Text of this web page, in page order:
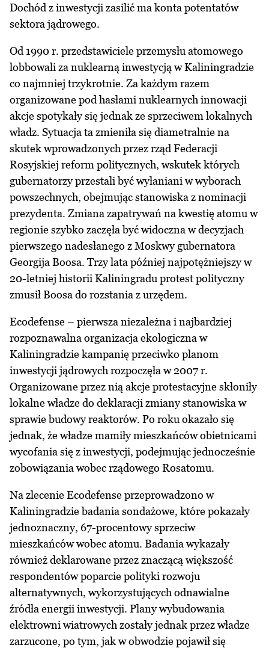
Dochód z inwestycji zasilić ma konta potentatów
sektora jądrowego.
Od 1990 r. przedstawiciele przemysłu atomowego
lobbowali za nuklearną inwestycją w Kaliningradzie
co najmniej trzykrotnie. Za każdym razem
organizowane pod hasłami nuklearnych innowacji
akcje spotykały się jednak ze sprzeciwem lokalnych
władz. Sytuacja ta zmieniła się diametralnie na
skutek wprowadzonych przez rząd Federacji
Rosyjskiej reform politycznych, wskutek których
gubernatorzy przestali być wyłaniani w wyborach
powszechnych, obejmując stanowiska z nominacji
prezydenta. Zmiana zapatrywań na kwestię atomu w
regionie szybko zaczęła być widoczna w decyzjach
pierwszego nadesłanego z Moskwy gubernatora
Georgija Boosa. Trzy lata później najpotężniejszy w
20-letniej historii Kaliningradu protest polityczny
zmusił Boosa do rozstania z urzędem.
Ecodefense – pierwsza niezależna i najbardziej
rozpoznawalna organizacja ekologiczna w
Kaliningradzie kampanię przeciwko planom
inwestycji jądrowych rozpoczęła w 2007 r.
Organizowane przez nią akcje protestacyjne skłoniły
lokalne władze do deklaracji zmiany stanowiska w
sprawie budowy reaktorów. Po roku okazało się
jednak, że władze mamiły mieszkańców obietnicami
wycofania się z inwestycji, podejmując jednocześnie
zobowiązania wobec rządowego Rosatomu.
Na zlecenie Ecodefense przeprowadzono w
Kaliningradzie badania sondażowe, które pokazały
jednoznaczny, 67-procentowy sprzeciw
mieszkańców wobec atomu. Badania wykazały
również deklarowane przez znaczącą większość
respondentów poparcie polityki rozwoju
alternatywnych, wykorzystujących odnawialne
źródła energii inwestycji. Plany wybudowania
elektrowni wiatrowych zostały jednak przez władze
zarzucone, po tym, jak w obwodzie pojawił się